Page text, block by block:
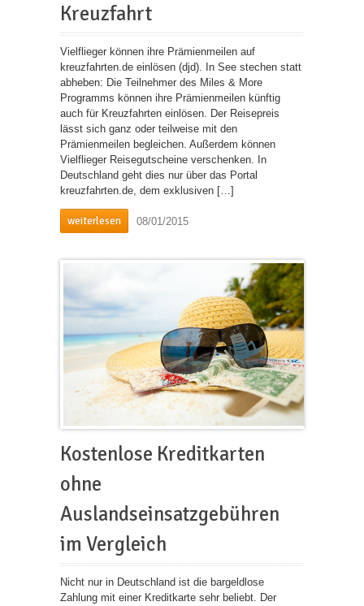
Kreuzfahrt
Vielflieger können ihre Prämienmeilen auf
kreuzfahrten.de einlösen (djd). In See stechen statt
abheben: Die Teilnehmer des Miles & More
Programms können ihre Prämienmeilen künftig
auch für Kreuzfahrten einlösen. Der Reisepreis
lässt sich ganz oder teilweise mit den
Prämienmeilen begleichen. Außerdem können
Vielflieger Reisegutscheine verschenken. In
Deutschland geht dies nur über das Portal
kreuzfahrten.de, dem exklusiven […]
weiterlesen 08/01/2015
Kostenlose Kreditkarten
ohne
Auslandseinsatzgebühren
im Vergleich
Nicht nur in Deutschland ist die bargeldlose
Zahlung mit einer Kreditkarte sehr beliebt. Der